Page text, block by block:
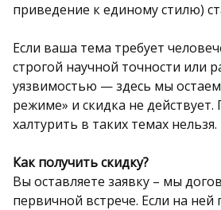
приведение к единому стилю)
Если ваша тема требует
строгой научной точности или
уязвимостью — здесь мы
режиме» и скидка не действует.
халтурить в таких темах нельзя.
Как получить скидку?
Вы оставляете заявку – мы
первичной встрече. Если на ней